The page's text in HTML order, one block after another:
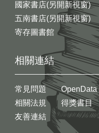
國家書店(另開新視窗)
五南書店(另開新視窗)
寄存圖書館
相關連結
常見問題
相關法規
友善連結
OpenData
得獎書目